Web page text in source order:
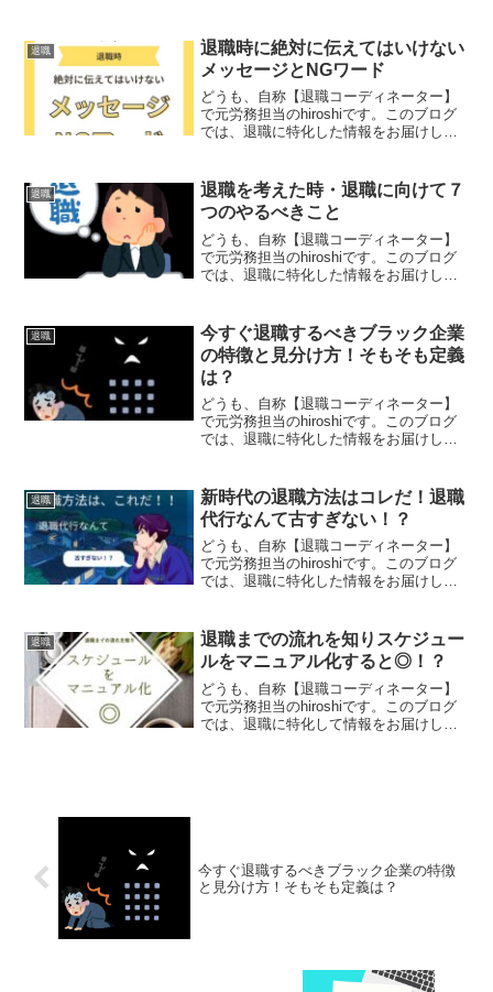
ことやこんなことを探る記事です。実際
に、転職サイトは...
退職
退職時に絶対に伝えてはいけない
メッセージとNGワード
どうも、自称【退職コーディネーター】
で元労務担当のhiroshiです。このブログ
では、退職に特化した情報をお届けして
えてはいけない事があります。少し考え
ればわかることな...
退職
退職を考えた時・退職に向けて７
つのやるべきこと
どうも、自称【退職コーディネーター】
で元労務担当のhiroshiです。このブログ
では、退職に特化した情報をお届けして
かうステップであってほしいので、ここ
では退職する人...
退職
今すぐ退職するべきブラック企業
の特徴と見分け方！そもそも定義
は？
どうも、自称【退職コーディネーター】
で元労務担当のhiroshiです。このブログ
では、退職に特化した情報をお届けして
ク企業が存在するのは確かです。そんな
中、私たちは...
退職
新時代の退職方法はコレだ！退職
代行なんて古すぎない！？
どうも、自称【退職コーディネーター】
で元労務担当のhiroshiです。このブログ
では、退職に特化した情報をお届けして
政治は、若者が気づき立ち上がらなけれ
ば、まだまだ続く...
退職
退職までの流れを知りスケジュー
ルをマニュアル化すると◎！？
どうも、自称【退職コーディネーター】
で元労務担当のhiroshiです。このブログ
では、退職に特化して情報をお届けして
今すぐ退職するべきブラック企業の特徴
と見分け方！そもそも定義は？